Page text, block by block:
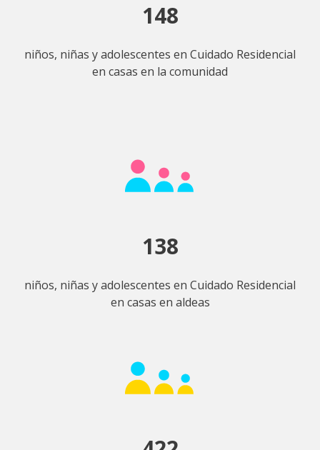
148
niños, niñas y adolescentes en Cuidado Residencial
en casas en la comunidad
138
niños, niñas y adolescentes en Cuidado Residencial
en casas en aldeas